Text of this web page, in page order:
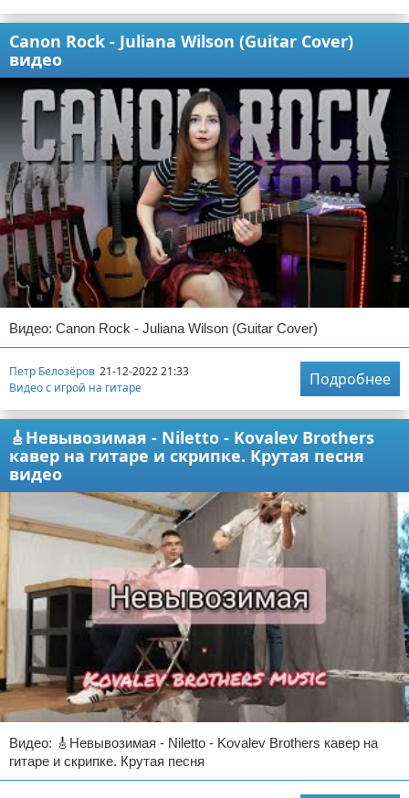
Canon Rock - Juliana Wilson (Guitar Cover)
видео
Видео: Canon Rock - Juliana Wilson (Guitar Cover)
Петр Белозёров 21-12-2022 21:33
Видео с игрой на гитаре
Подробнее
🎸Невывозимая - Niletto - Kovalev Brothers
кавер на гитаре и скрипке. Крутая песня
видео
Видео: 🎸Невывозимая - Niletto - Kovalev Brothers кавер на
гитаре и скрипке. Крутая песня